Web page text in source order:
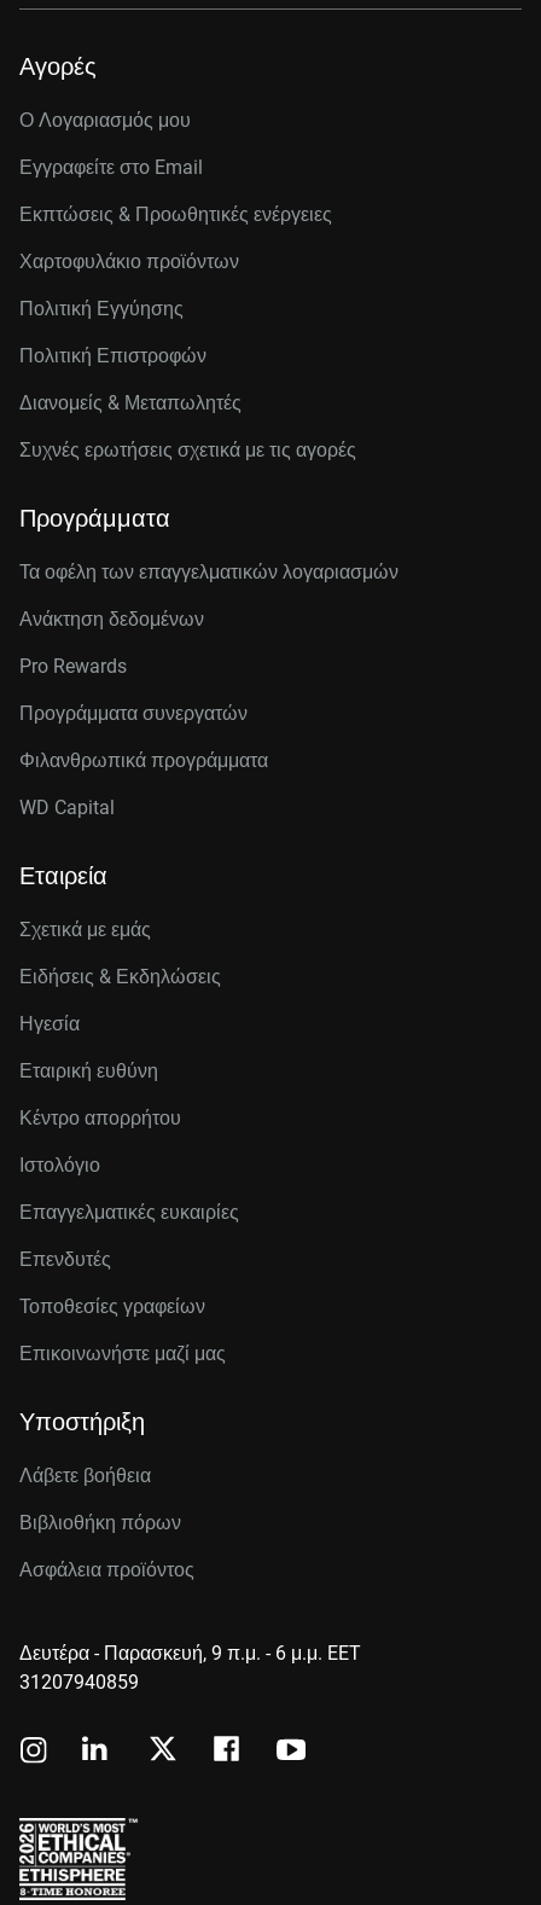
Αγορές
Ο Λογαριασμός μου
Εγγραφείτε στo Email
Εκπτώσεις & Προωθητικές ενέργειες
Χαρτοφυλάκιο προϊόντων
Πολιτική Εγγύησης
Πολιτική Επιστροφών
Διανομείς & Μεταπωλητές
Συχνές ερωτήσεις σχετικά με τις αγορές
Προγράμματα
Τα οφέλη των επαγγελματικών λογαριασμών
Ανάκτηση δεδομένων
Pro Rewards
Προγράμματα συνεργατών
Φιλανθρωπικά προγράμματα
WD Capital
Εταιρεία
Σχετικά με εμάς
Ειδήσεις & Εκδηλώσεις
Ηγεσία
Εταιρική ευθύνη
Κέντρο απορρήτου
Ιστολόγιο
Επαγγελματικές ευκαιρίες
Επενδυτές
Τοποθεσίες γραφείων
Επικοινωνήστε μαζί μας
Υποστήριξη
Λάβετε βοήθεια
Βιβλιοθήκη πόρων
Ασφάλεια προϊόντος
Δευτέρα - Παρασκευή, 9 π.μ. - 6 μ.μ. EET
31207940859